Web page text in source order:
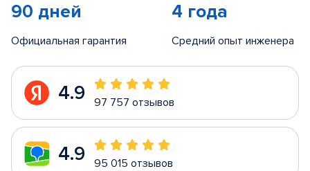
90 дней
Официальная гарантия
4 года
Средний опыт инженера
4.9 97 757 отзывов
4.9 95 015 отзывов